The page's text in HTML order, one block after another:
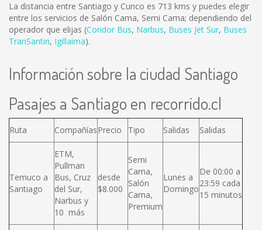
La distancia entre Santiago y Cunco es 713 kms y puedes elegir
entre los servicios de Salón Cama, Semi Cama; dependiendo del
operador que elijas (Condor Bus, Narbus, Buses Jet Sur, Buses
TranSantin, Igillaima).
Información sobre la ciudad Santiago
Pasajes a Santiago en recorrido.cl
Ruta CompañíasPrecio Tipo Salidas Salidas
Temuco a
Santiago
ETM,
Pullman
Bus, Cruz
del Sur,
Narbus y
10 más
desde
$8.000
Semi
Cama,
Salón
Cama,
Premium
Lunes a
Domingo
De 00:00 a
23:59 cada
15 minutos